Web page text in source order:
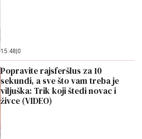
15:48 0
Popravite rajsferšlus za 10
sekundi, a sve što vam treba je
viljuška: Trik koji štedi novac i
živce (VIDEO)